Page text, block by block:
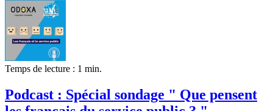
Temps de lecture : 1 min.
Podcast : Spécial sondage " Que pensent